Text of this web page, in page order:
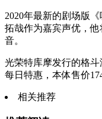
2020年最新的剧场版
拓哉作为嘉宾声优，
音。
光荣特库摩发行的格斗
每日特惠，本体售价
相关推荐